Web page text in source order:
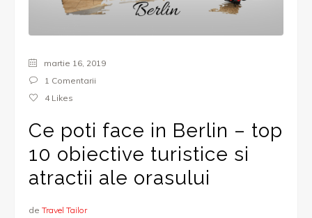
martie 16, 2019
1 Comentarii
4Likes
Ce poti face in Berlin – top
10 obiective turistice si
atractii ale orasului
de Travel Tailor